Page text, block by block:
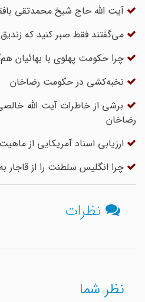
آیت الله حاج شیخ محمدتقی
می‌گفتند فقط صبر کنید که زندیق
چرا حکومت پهلوی با بهائیان
نخبه‌کشی در حکومت رضاخان
برشی از خاطرات آیت الله خالصی
رضاخان
ارزیابی اسناد آمریکایی از ماهیت
چرا انگلیس سلطنت را از قاجار به
نظرات
نظر شما